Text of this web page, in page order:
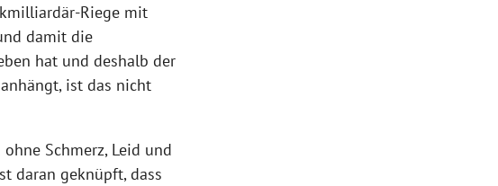
Riege mit
damit die
hat und deshalb der
ist das nicht
Schmerz, Leid und
daran geknüpft, dass